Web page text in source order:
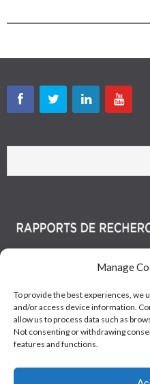
Manage
To provide the best experiences, we
and/or access device information.
allow us to process data such as
Not consenting or withdrawing
features and functions.
© Les Industries